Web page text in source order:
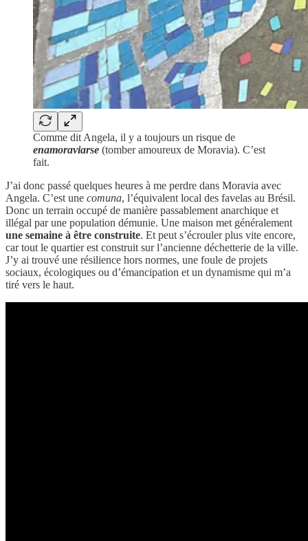
Comme dit Angela, il y a toujours un risque de
enamoraviarse (tomber amoureux de Moravia). C’est
fait.
J’ai donc passé quelques heures à me perdre dans Moravia avec
Angela. C’est une comuna, l’équivalent local des favelas au Brésil.
Donc un terrain occupé de manière passablement anarchique et
illégal par une population démunie. Une maison met généralement
une semaine à être construite. Et peut s’écrouler plus vite encore,
car tout le quartier est construit sur l’ancienne déchetterie de la ville.
J’y ai trouvé une résilience hors normes, une foule de projets
sociaux, écologiques ou d’émancipation et un dynamisme qui m’a
tiré vers le haut.